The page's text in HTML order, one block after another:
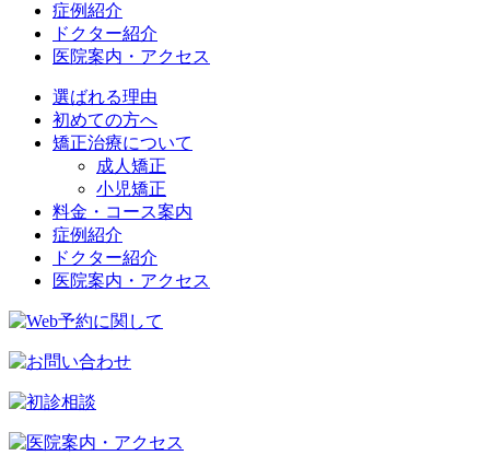
症例紹介
ドクター紹介
医院案内・アクセス
選ばれる理由
初めての方へ
矯正治療について
成人矯正
小児矯正
料金・コース案内
症例紹介
ドクター紹介
医院案内・アクセス